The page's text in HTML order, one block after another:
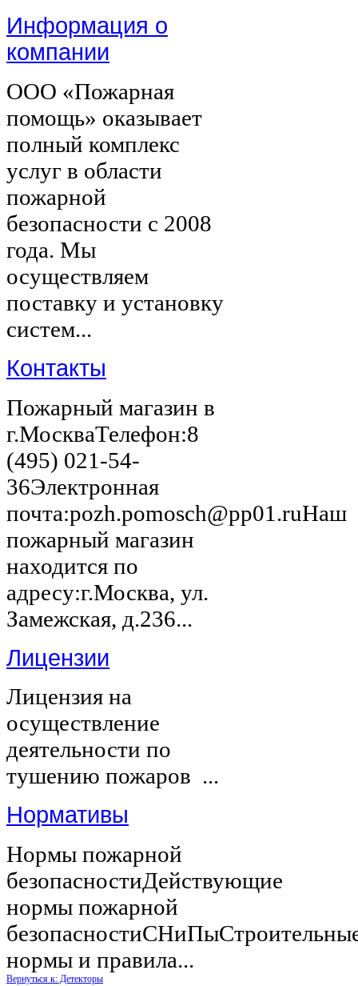
Информация о
компании
ООО «Пожарная
помощь» оказывает
полный комплекс
услуг в области
пожарной
безопасности с 2008
года. Мы
осуществляем
поставку и установку
систем...
Контакты
Пожарный магазин в
г.МоскваТелефон:8
(495) 021-54-
36Электронная
почта:pozh.pomosch@pp01.ruНаш
пожарный магазин
находится по
адресу:г.Москва, ул.
Замежская, д.236...
Лицензии
Лицензия на
осуществление
деятельности по
тушению пожаров ...
Нормативы
Нормы пожарной
безопасностиДействующие
нормы пожарной
нормы и правила...
Вернуться к: Детекторы